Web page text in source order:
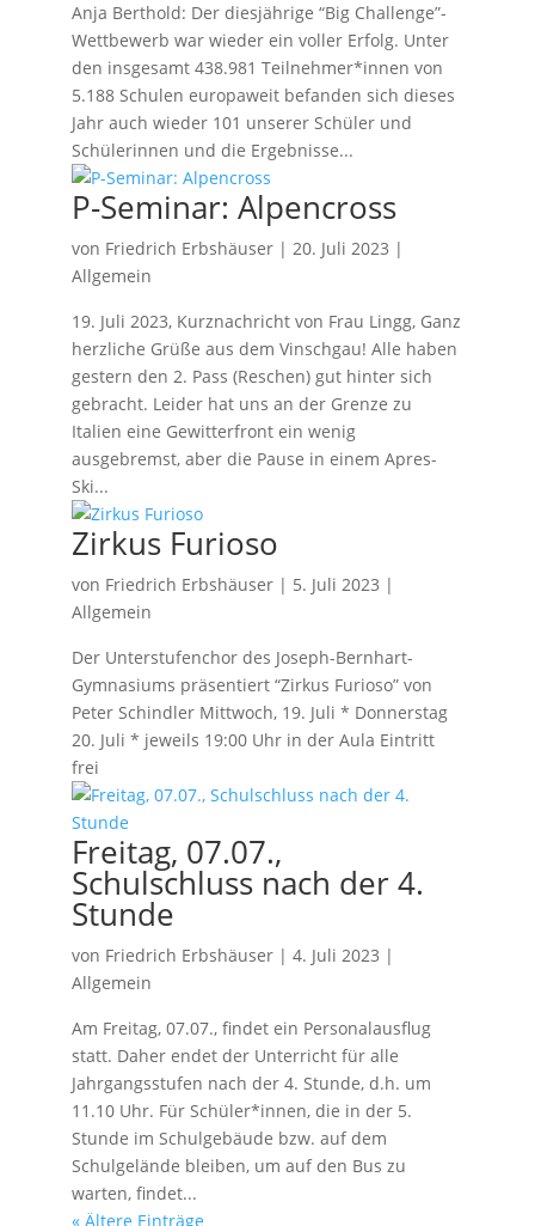
Anja Berthold: Der diesjährige “Big Challenge”-
Wettbewerb war wieder ein voller Erfolg. Unter
den insgesamt 438.981 Teilnehmer*innen von
5.188 Schulen europaweit befanden sich dieses
Jahr auch wieder 101 unserer Schüler und
Schülerinnen und die Ergebnisse...
P-Seminar: Alpencross
von Friedrich Erbshäuser| 20. Juli 2023 |
Allgemein
19. Juli 2023, Kurznachricht von Frau Lingg, Ganz
herzliche Grüße aus dem Vinschgau! Alle haben
gestern den 2. Pass (Reschen) gut hinter sich
gebracht. Leider hat uns an der Grenze zu
Italien eine Gewitterfront ein wenig
ausgebremst, aber die Pause in einem Apres-
Ski...
Zirkus Furioso
von Friedrich Erbshäuser| 5. Juli 2023 |
Allgemein
Der Unterstufenchor des Joseph-Bernhart-
Gymnasiums präsentiert “Zirkus Furioso” von
Peter Schindler Mittwoch, 19. Juli * Donnerstag
20. Juli * jeweils 19:00 Uhr in der Aula Eintritt
frei
Freitag, 07.07.,
Schulschluss nach der 4.
Stunde
von Friedrich Erbshäuser| 4. Juli 2023 |
Allgemein
Am Freitag, 07.07., findet ein Personalausflug
statt. Daher endet der Unterricht für alle
Jahrgangsstufen nach der 4. Stunde, d.h. um
11.10 Uhr. Für Schüler*innen, die in der 5.
Stunde im Schulgebäude bzw. auf dem
Schulgelände bleiben, um auf den Bus zu
warten, findet...
« Ältere Einträge